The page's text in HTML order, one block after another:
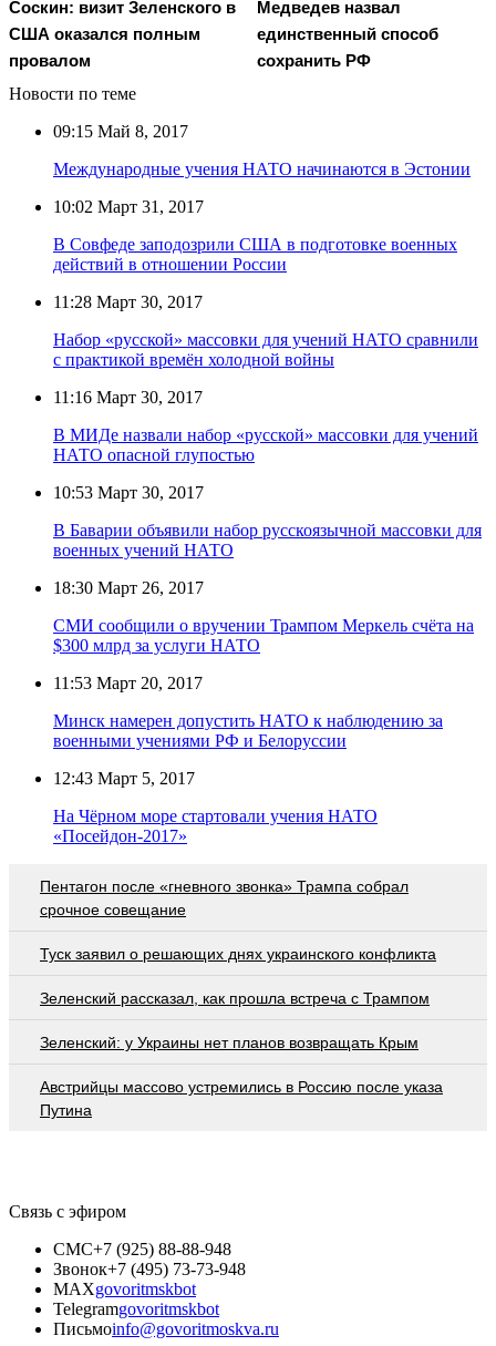
Соскин: визит Зеленского в
США оказался полным
провалом
Медведев назвал
единственный способ
сохранить РФ
Новости по теме
09:15 Май 8, 2017
Международные учения НАТО начинаются в Эстонии
10:02 Март 31, 2017
В Совфеде заподозрили США в подготовке военных
действий в отношении России
11:28 Март 30, 2017
Набор «русской» массовки для учений НАТО сравнили
с практикой времён холодной войны
11:16 Март 30, 2017
В МИДе назвали набор «русской» массовки для учений
НАТО опасной глупостью
10:53 Март 30, 2017
В Баварии объявили набор русскоязычной массовки для
военных учений НАТО
18:30 Март 26, 2017
СМИ сообщили о вручении Трампом Меркель счёта на
$300 млрд за услуги НАТО
11:53 Март 20, 2017
Минск намерен допустить НАТО к наблюдению за
военными учениями РФ и Белоруссии
12:43 Март 5, 2017
На Чёрном море стартовали учения НАТО
«Посейдон-2017»
Пентагон после «гневного звонка» Трампа собрал
срочное совещание
Туск заявил о решающих днях украинского конфликта
Зеленский рассказал, как прошла встреча с Трампом
Зеленский: у Украины нет планов возвращать Крым
Австрийцы массово устремились в Россию после указа
Путина
Связь с эфиром
СМС+7 (925) 88-88-948
Звонок+7 (495) 73-73-948
MAXgovoritmskbot
Telegramgovoritmskbot
Письмоinfo@govoritmoskva.ru